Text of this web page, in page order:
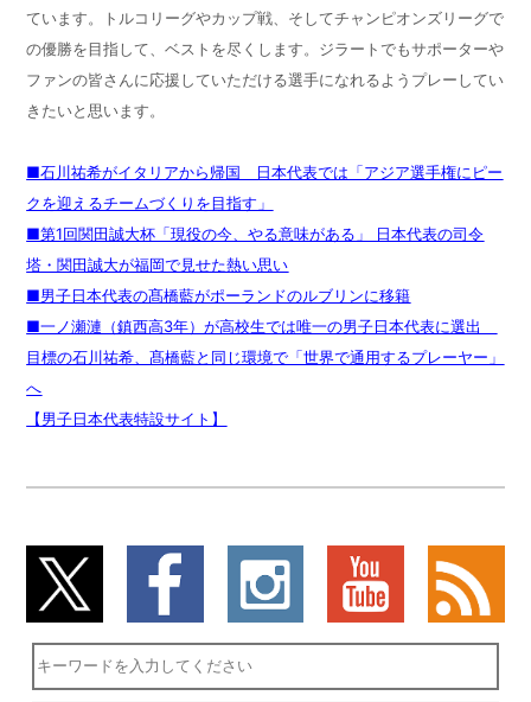
ています。トルコリーグやカップ戦、そしてチャンピオンズリーグで
の優勝を目指して、ベストを尽くします。ジラートでもサポーターや
ファンの皆さんに応援していただける選手になれるようプレーしてい
きたいと思います。
■石川祐希がイタリアから帰国 日本代表では「アジア選手権にピー
クを迎えるチームづくりを目指す」
■第1回関田誠大杯「現役の今、やる意味がある」 日本代表の司令
塔・関田誠大が福岡で見せた熱い思い
■男子日本代表の髙橋藍がポーランドのルブリンに移籍
■一ノ瀬漣（鎮西高3年）が高校生では唯一の男子日本代表に選出
目標の石川祐希、髙橋藍と同じ環境で「世界で通用するプレーヤー」
へ
【男子日本代表特設サイト】